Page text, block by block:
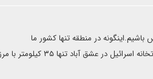
در منطقه تنها کشور ما
ایران،کویت،افغانستان،پاکستان ،عراق و سوریه خواهند بود که با اسرائیل رابطه دیپلماتیک ندارند.